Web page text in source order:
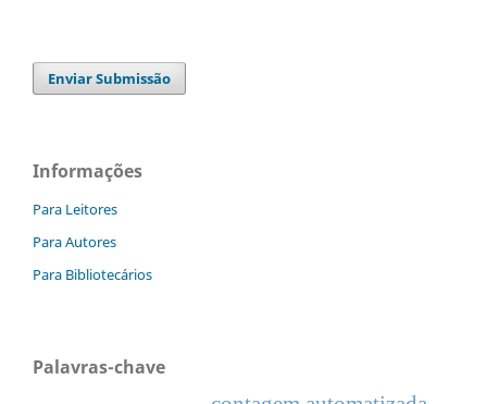
Enviar Submissão
Informações
Para Leitores
Para Autores
Para Bibliotecários
Palavras-chave